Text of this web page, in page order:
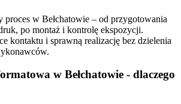
proces w Bełchatowie – od przygotowania
po montaż i kontrolę ekspozycji.
kontaktu i sprawną realizację bez dzielenia
w Bełchatowie - dlaczego